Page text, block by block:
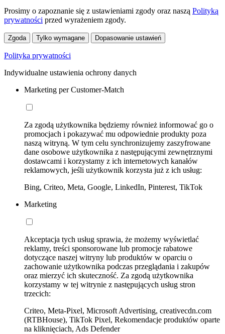
Prosimy o zapoznanie się z ustawieniami zgody oraz naszą Polityką
prywatności przed wyrażeniem zgody.
Zgoda Tylko wymagane Dopasowanie ustawień
Polityka prywatności
Indywidualne ustawienia ochrony danych
Marketing per Customer-Match
Za zgodą użytkownika będziemy również informować go o
promocjach i pokazywać mu odpowiednie produkty poza
naszą witryną. W tym celu synchronizujemy zaszyfrowane
dane osobowe użytkownika z następującymi zewnętrznymi
dostawcami i korzystamy z ich internetowych kanałów
reklamowych, jeśli użytkownik korzysta już z ich usług:
Bing, Criteo, Meta, Google, LinkedIn, Pinterest, TikTok
Marketing
Akceptacja tych usług sprawia, że możemy wyświetlać
reklamy, treści sponsorowane lub promocje rabatowe
dotyczące naszej witryny lub produktów w oparciu o
zachowanie użytkownika podczas przeglądania i zakupów
oraz mierzyć ich skuteczność. Za zgodą użytkownika
korzystamy w tej witrynie z następujących usług stron
trzecich:
Criteo, Meta-Pixel, Microsoft Advertising, creativecdn.com
(RTBHouse), TikTok Pixel, Rekomendacje produktów oparte
na kliknięciach, Ads Defender